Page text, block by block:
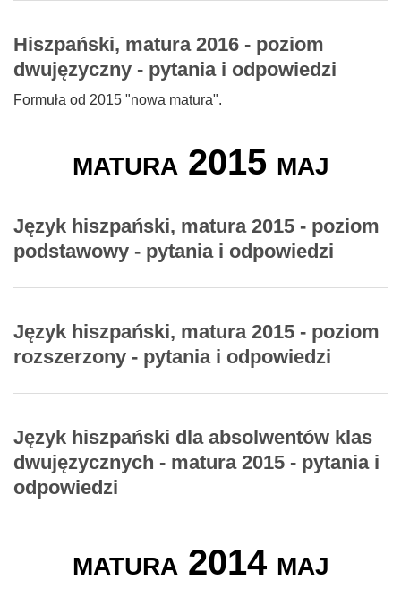
Hiszpański, matura 2016 - poziom
dwujęzyczny - pytania i odpowiedzi
Formuła od 2015 "nowa matura".
matura 2015 maj
Język hiszpański, matura 2015 - poziom
podstawowy - pytania i odpowiedzi
Język hiszpański, matura 2015 - poziom
rozszerzony - pytania i odpowiedzi
Język hiszpański dla absolwentów klas
dwujęzycznych - matura 2015 - pytania i
odpowiedzi
matura 2014 maj